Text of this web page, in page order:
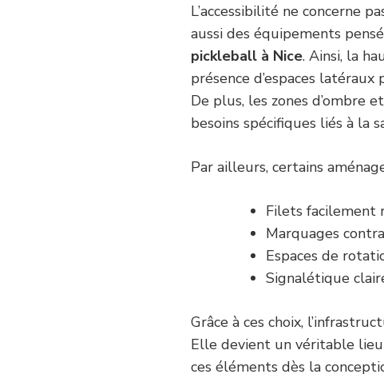
L’accessibilité ne concerne
aussi des équipements
pickleball à Nice. Ainsi, la
présence d’espaces
De plus, les zones d’ombre
besoins spécifiques liés à la
Par ailleurs, certains
Filets facilement
Marquages
Espaces de
Signalétique
Grâce à ces choix,
Elle devient un véritable
ces éléments dès la